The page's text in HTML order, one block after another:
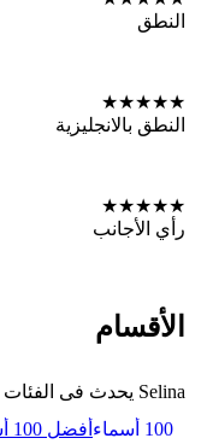
النطق
★
★
★
★
★
النطق بالانجليزية
★
★
★
★
★
رأي الأجانب
الأقسام
Selina يحدث فى الفئات التالية
أفضل 100 أسم شعبي في الفنلندية
100 أسماء